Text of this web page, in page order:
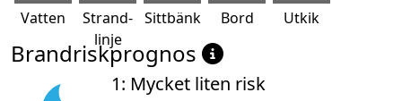
Vatten
Strand-
linje
Sittbänk Bord Utkik
Brandriskprognos
1: Mycket liten risk